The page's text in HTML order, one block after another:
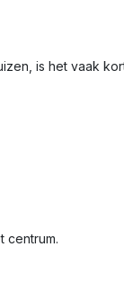
is het vaak
centrum.